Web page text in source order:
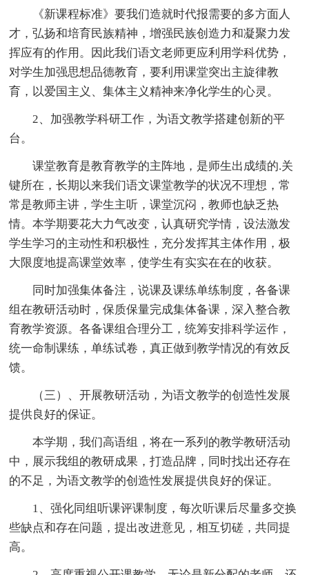
《新课程标准》要我们造就时代报需要的多方面人
才，弘扬和培育民族精神，增强民族创造力和凝聚力发
挥应有的作用。因此我们语文老师更应利用学科优势，
对学生加强思想品德教育，要利用课堂突出主旋律教
育，以爱国主义、集体主义精神来净化学生的心灵。
2、加强教学科研工作，为语文教学搭建创新的平
台。
课堂教育是教育教学的主阵地，是师生出成绩的.关
键所在，长期以来我们语文课堂教学的状况不理想，常
常是教师主讲，学生主听，课堂沉闷，教师也缺乏热
情。本学期要花大力气改变，认真研究学情，设法激发
学生学习的主动性和积极性，充分发挥其主体作用，极
大限度地提高课堂效率，使学生有实实在在的收获。
同时加强集体备注，说课及课练单练制度，各备课
组在教研活动时，保质保量完成集体备课，深入整合教
育教学资源。各备课组合理分工，统筹安排科学运作，
统一命制课练，单练试卷，真正做到教学情况的有效反
馈。
（三）、开展教研活动，为语文教学的创造性发展
提供良好的保证。
本学期，我们高语组，将在一系列的教学教研活动
中，展示我组的教研成果，打造品牌，同时找出还存在
的不足，为语文教学的创造性发展提供良好的保证。
1、强化同组听课评课制度，每次听课后尽量多交换
些缺点和存在问题，提出改进意见，相互切磋，共同提
高。